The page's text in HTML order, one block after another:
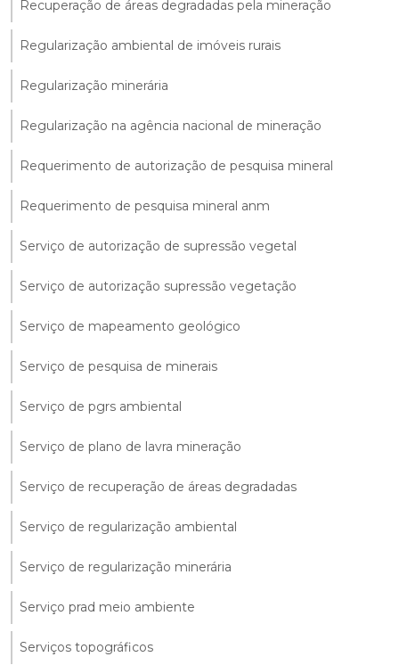
Recuperação de áreas degradadas pela mineração
Regularização ambiental de imóveis rurais
Regularização minerária
Regularização na agência nacional de mineração
Requerimento de autorização de pesquisa mineral
Requerimento de pesquisa mineral anm
Serviço de autorização de supressão vegetal
Serviço de autorização supressão vegetação
Serviço de mapeamento geológico
Serviço de pesquisa de minerais
Serviço de pgrs ambiental
Serviço de plano de lavra mineração
Serviço de recuperação de áreas degradadas
Serviço de regularização ambiental
Serviço de regularização minerária
Serviço prad meio ambiente
Serviços topográficos